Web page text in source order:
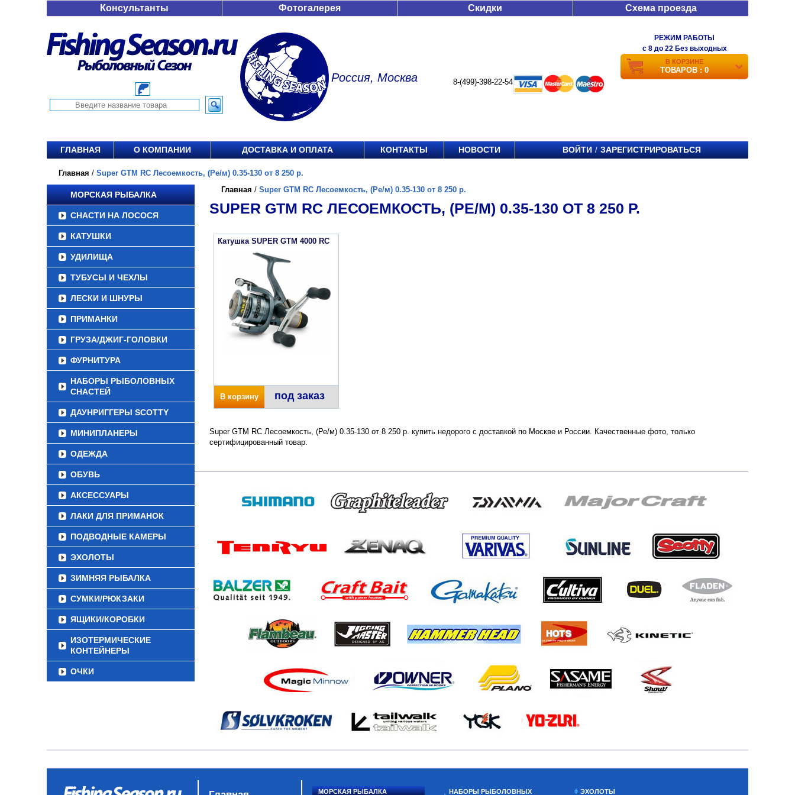
Консультанты Фотогалерея Скидки Схема проезда
Россия, Москва 8-(499)-398-22-54
РЕЖИМ РАБОТЫ
c 8 до 22 Без выходных
В КОРЗИНЕ
ТОВАРОВ : 0
ГЛАВНАЯ О КОМПАНИИ ДОСТАВКА И ОПЛАТА КОНТАКТЫ НОВОСТИ ВОЙТИ / ЗАРЕГИСТРИРОВАТЬСЯ
Главная / Super GTM RC Лесоемкость, (Ре/м) 0.35-130 от 8 250 р.
МОРСКАЯ РЫБАЛКА
СНАСТИ НА ЛОСОСЯ
КАТУШКИ
УДИЛИЩА
ТУБУСЫ И ЧЕХЛЫ
ЛЕСКИ И ШНУРЫ
ПРИМАНКИ
ГРУЗА/ДЖИГ-ГОЛОВКИ
ФУРНИТУРА
НАБОРЫ РЫБОЛОВНЫХ
СНАСТЕЙ
ДАУНРИГГЕРЫ SCOTTY
МИНИПЛАНЕРЫ
ОДЕЖДА
ОБУВЬ
АКСЕССУАРЫ
ЛАКИ ДЛЯ ПРИМАНОК
ПОДВОДНЫЕ КАМЕРЫ
ЭХОЛОТЫ
ЗИМНЯЯ РЫБАЛКА
СУМКИ/РЮКЗАКИ
ЯЩИКИ/КОРОБКИ
ИЗОТЕРМИЧЕСКИЕ
КОНТЕЙНЕРЫ
ОЧКИ
Главная / Super GTM RC Лесоемкость, (Ре/м) 0.35-130 от 8 250 р.
SUPER GTM RC ЛЕСОЕМКОСТЬ, (РЕ/М) 0.35-130 ОТ 8 250 Р.
Катушка SUPER GTM 4000 RC
В корзину под заказ
Super GTM RC Лесоемкость, (Ре/м) 0.35-130 от 8 250 р. купить недорого с доставкой по Москве и России. Качественные фото, только
сертифицированный товар.
МОРСКАЯ РЫБАЛКА НАБОРЫ РЫБОЛОВНЫХ ЭХОЛОТЫ